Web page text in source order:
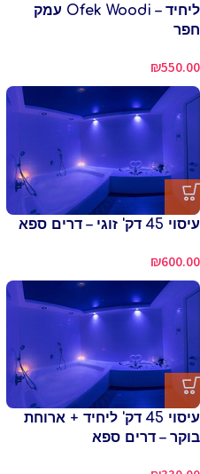
ליחיד – Ofek Woodi עמק
חפר
₪550.00
עיסוי 45 דק' זוגי – דרים ספא
₪600.00
עיסוי 45 דק' ליחיד + ארוחת
בוקר – דרים ספא